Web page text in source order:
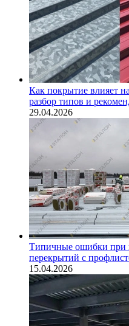
Как покрытие влияет
разбор типов и
29.04.2026
Типичные ошибки при
перекрытий с
15.04.2026